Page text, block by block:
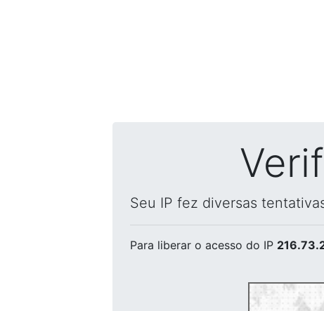
Seu IP fez diversas
Para liberar o acesso do IP